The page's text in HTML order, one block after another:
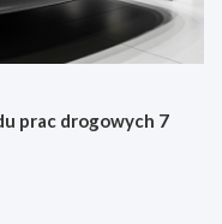
prac drogowych 7